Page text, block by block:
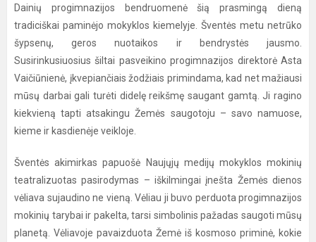
Dainių progimnazijos bendruomenė šią prasmingą dieną
tradiciškai paminėjo mokyklos kiemelyje. Šventės metu netrūko
šypsenų, geros nuotaikos ir bendrystės jausmo.
Susirinkusiuosius šiltai pasveikino progimnazijos direktorė Asta
Vaičiūnienė, įkvepiančiais žodžiais primindama, kad net mažiausi
mūsų darbai gali turėti didelę reikšmę saugant gamtą. Ji ragino
kiekvieną tapti atsakingu Žemės saugotoju – savo namuose,
kieme ir kasdienėje veikloje.
Šventės akimirkas papuošė Naujųjų medijų mokyklos mokinių
teatralizuotas pasirodymas – iškilmingai įnešta Žemės dienos
vėliava sujaudino ne vieną. Vėliau ji buvo perduota progimnazijos
mokinių tarybai ir pakelta, tarsi simbolinis pažadas saugoti mūsų
planetą. Vėliavoje pavaizduota Žemė iš kosmoso priminė, kokie